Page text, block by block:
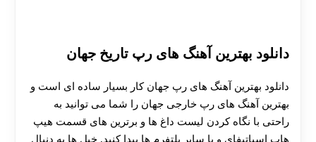
دانلود بهترین آهنگ های رپ تاریخ جهان
دانلود بهترین آهنگ های رپ جهان کار بسیار ساده ای است و
بهترین آهنگ های رپ خارجی جهان را شما می توانید به
راحتی با نگاه کردن لیست داغ ها و برترین های قسمت هیپ
هاپ اسپاتیفای و یا سایر پلتفرم ها پیدا کنید. خیل ها به دنبال